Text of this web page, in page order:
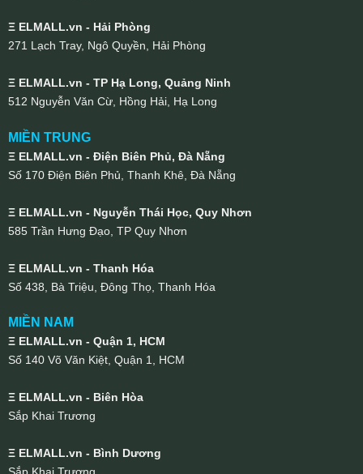
Ξ ELMALL.vn - Hải Phòng
271 Lạch Tray, Ngô Quyền, Hải Phòng
Ξ ELMALL.vn - TP Hạ Long, Quảng Ninh
512 Nguyễn Văn Cừ, Hồng Hải, Hạ Long
MIỀN TRUNG
Ξ ELMALL.vn - Điện Biên Phủ, Đà Nẵng
Số 170 Điện Biên Phủ, Thanh Khê, Đà Nẵng
Ξ ELMALL.vn - Nguyễn Thái Học, Quy Nhơn
585 Trần Hưng Đạo, TP Quy Nhơn
Ξ ELMALL.vn - Thanh Hóa
Số 438, Bà Triệu, Đông Thọ, Thanh Hóa
MIỀN NAM
Ξ ELMALL.vn - Quận 1, HCM
Số 140 Võ Văn Kiệt, Quận 1, HCM
Ξ ELMALL.vn - Biên Hòa
Sắp Khai Trương
Ξ ELMALL.vn - Bình Dương